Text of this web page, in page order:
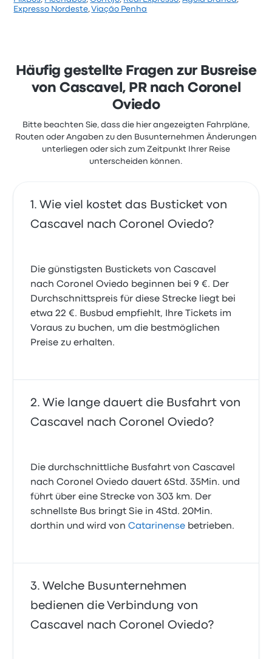
Basierend auf 23 Bewertungen wurde das
beginnen bei 30 €
Expresso Nordeste,Viação Penha
Häufig gestellte Fragen zur Busreise
von Cascavel, PR nach Coronel
Oviedo
Bitte beachten Sie, dass die hier angezeigten Fahrpläne,
Routen oder Angaben zu den Busunternehmen Änderungen
unterliegen oder sich zum Zeitpunkt Ihrer Reise
unterscheiden können.
Wie viel kostet das Busticket von
Cascavel nach Coronel Oviedo?
Die günstigsten Bustickets von Cascavel
nach Coronel Oviedo beginnen bei 9 €. Der
Durchschnittspreis für diese Strecke liegt bei
etwa 22 €. Busbud empfiehlt, Ihre Tickets im
Voraus zu buchen, um die bestmöglichen
Preise zu erhalten.
Wie lange dauert die Busfahrt von
Cascavel nach Coronel Oviedo?
Die durchschnittliche Busfahrt von Cascavel
nach Coronel Oviedo dauert 6Std. 35Min. und
führt über eine Strecke von 303 km. Der
schnellste Bus bringt Sie in 4Std. 20Min.
dorthin und wird vonCatarinense betrieben.
Welche Busunternehmen
bedienen die Verbindung von
Cascavel nach Coronel Oviedo?